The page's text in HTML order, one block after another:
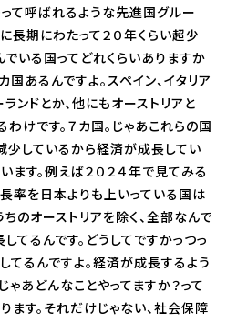
て呼ばれるような先進国グルー
長期にわたって２０年くらい超少
いる国ってどれくらいありますか
国あるんですよ。スペイン、イタリア
ランドとか、他にもオーストリアと
わけです。７カ国。じゃあこれらの国
少しているから経済が成長してい
ます。例えば２０２４年で見てみる
率を日本よりも上いっている国は
のオーストリアを除く、全部なんで
てるんです。どうしてですかっつっ
てるんですよ。経済が成長するよう
ゃあどんなことやってますか？って
ます。それだけじゃない、社会保障